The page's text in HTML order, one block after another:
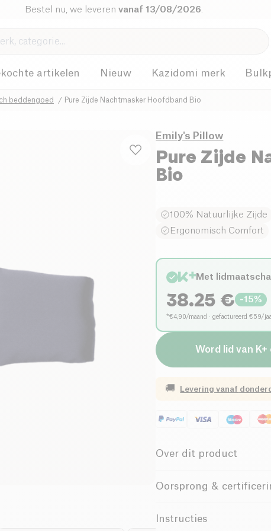
Bestel nu, we leverenvanaf 13/08/2026
artikelen Nieuw Kazidomi merk
beddengoed Pure Zijde Nachtmasker Hoofdband Bio
Emily's Pillow
Pure Zijde
Bio
100% Natuurlijke Zijde
Ergonomisch Comfort
Met
38.25 € -15%
*€4,90/maand · gefactureerd €59/
Word lid van
🚚 Levering vanaf
Over dit product
Biologisch
Verwen je huid met
Oorsprong &
Instructies